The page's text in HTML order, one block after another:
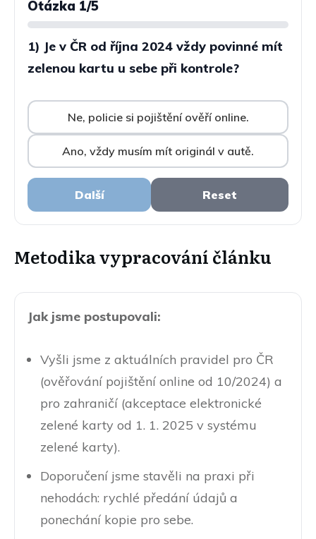
Otázka 1/5
1) Je v ČR od října 2024 vždy povinné mít
zelenou kartu u sebe při kontrole?
Ne, policie si pojištění ověří online.
Ano, vždy musím mít originál v autě.
Další Reset
Metodika vypracování článku
Jak jsme postupovali:
Vyšli jsme z aktuálních pravidel pro ČR
(ověřování pojištění online od 10/2024) a
pro zahraničí (akceptace elektronické
zelené karty od 1. 1. 2025 v systému
zelené karty).
Doporučení jsme stavěli na praxi při
nehodách: rychlé předání údajů a
ponechání kopie pro sebe.